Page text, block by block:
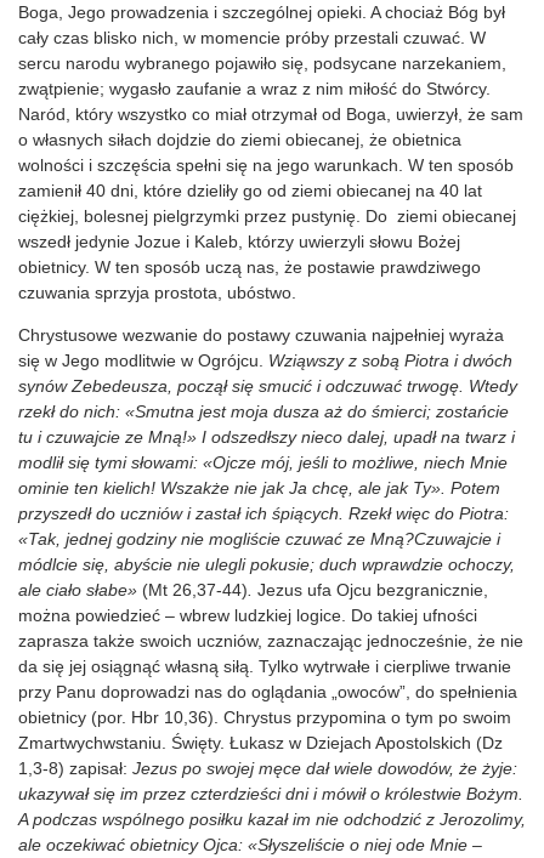
Boga, Jego prowadzenia i szczególnej opieki. A chociaż Bóg był
cały czas blisko nich, w momencie próby przestali czuwać. W
sercu narodu wybranego pojawiło się, podsycane narzekaniem,
zwątpienie; wygasło zaufanie a wraz z nim miłość do Stwórcy.
Naród, który wszystko co miał otrzymał od Boga, uwierzył, że sam
o własnych siłach dojdzie do ziemi obiecanej, że obietnica
wolności i szczęścia spełni się na jego warunkach. W ten sposób
zamienił 40 dni, które dzieliły go od ziemi obiecanej na 40 lat
ciężkiej, bolesnej pielgrzymki przez pustynię. Do ziemi obiecanej
wszedł jedynie Jozue i Kaleb, którzy uwierzyli słowu Bożej
obietnicy. W ten sposób uczą nas, że postawie prawdziwego
czuwania sprzyja prostota, ubóstwo.
Chrystusowe wezwanie do postawy czuwania najpełniej wyraża
się w Jego modlitwie w Ogrójcu. Wziąwszy z sobą Piotra i dwóch
synów Zebedeusza, począł się smucić i odczuwać trwogę. Wtedy
rzekł do nich: «Smutna jest moja dusza aż do śmierci; zostańcie
tu i czuwajcie ze Mną!» I odszedłszy nieco dalej, upadł na twarz i
modlił się tymi słowami: «Ojcze mój, jeśli to możliwe, niech Mnie
ominie ten kielich! Wszakże nie jak Ja chcę, ale jak Ty». Potem
przyszedł do uczniów i zastał ich śpiących. Rzekł więc do Piotra:
«Tak, jednej godziny nie mogliście czuwać ze Mną?Czuwajcie i
módlcie się, abyście nie ulegli pokusie; duch wprawdzie ochoczy,
ale ciało słabe» (Mt 26,37-44) Jezus ufa Ojcu bezgranicznie,
można powiedzieć – wbrew ludzkiej logice. Do takiej ufności
zaprasza także swoich uczniów, zaznaczając jednocześnie, że nie
da się jej osiągnąć własną siłą. Tylko wytrwałe i cierpliwe trwanie
przy Panu doprowadzi nas do oglądania „owoców”, do spełnienia
obietnicy (por. Hbr 10,36). Chrystus przypomina o tym po swoim
Zmartwychwstaniu. Święty. Łukasz w Dziejach Apostolskich (Dz
1,3-8) zapisał: Jezus po swojej męce dał wiele dowodów, że żyje:
ukazywał się im przez czterdzieści dni i mówił o królestwie Bożym.
A podczas wspólnego posiłku kazał im nie odchodzić z Jerozolimy,
ale oczekiwać obietnicyOjca: «Słyszeliście o niej ode Mnie –